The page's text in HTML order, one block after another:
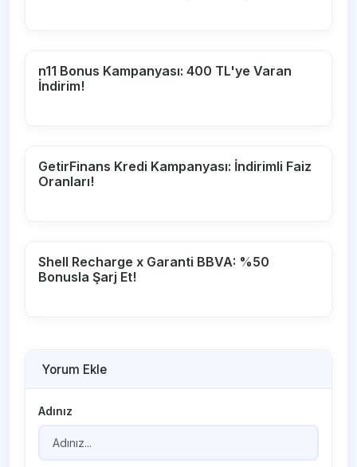
n11 Bonus Kampanyası: 400 TL'ye Varan
İndirim!
GetirFinans Kredi Kampanyası: İndirimli Faiz
Oranları!
Shell Recharge x Garanti BBVA: %50
Bonusla Şarj Et!
Yorum Ekle
Adınız